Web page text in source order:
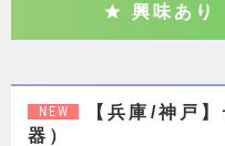
興味あり
NEW
【兵庫/神戸
器）